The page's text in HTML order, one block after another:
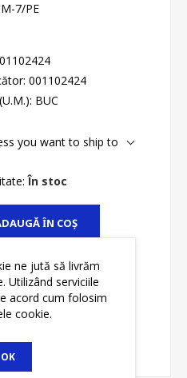
7/PE
001102424
BUC
you want to ship to
În stoc
ȊN COŞ
ne jută să livrăm
Utilizând serviciile
acord cum folosim
cookie.
OK